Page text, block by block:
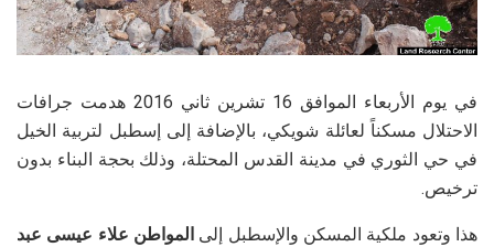
في يوم الأربعاء الموافق 16 تشرين ثاني 2016 هدمت جرافات
الاحتلال مسكناً لعائلة شويكي، بالإضافة إلى إسطبل لتربية الخيل
في حي الثوري في مدينة القدس المحتلة، وذلك بحجة البناء بدون
ترخيص.
هذا وتعود ملكية المسكن والإسطبل إلى المواطن علاء عيسى عبد